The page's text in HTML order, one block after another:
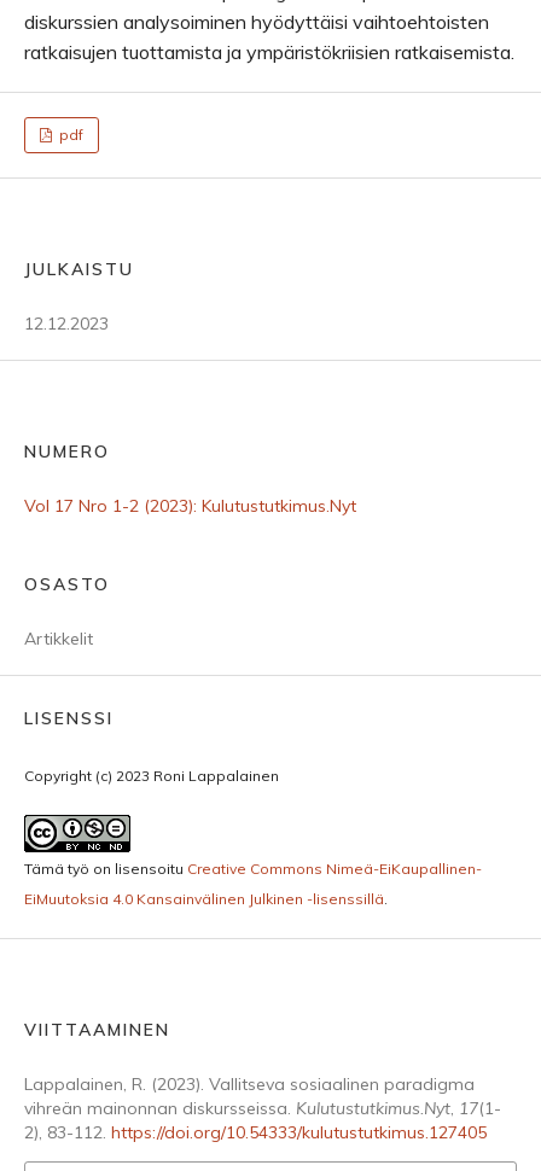
diskurssien analysoiminen hyödyttäisi vaihtoehtoisten
ratkaisujen tuottamista ja ympäristökriisien ratkaisemista.
pdf
JULKAISTU
12.12.2023
NUMERO
Vol 17 Nro 1-2 (2023): Kulutustutkimus.Nyt
OSASTO
Artikkelit
LISENSSI
Copyright (c) 2023 Roni Lappalainen
Tämä työ on lisensoitu Creative Commons Nimeä-EiKaupallinen-
EiMuutoksia 4.0 Kansainvälinen Julkinen -lisenssillä.
VIITTAAMINEN
Lappalainen, R. (2023). Vallitseva sosiaalinen paradigma
vihreän mainonnan diskursseissa. Kulutustutkimus.Nyt, 17(1-
2), 83-112. https://doi.org/10.54333/kulutustutkimus.127405